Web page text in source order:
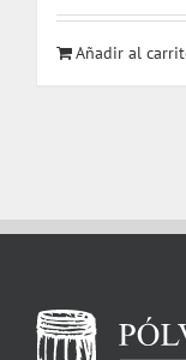
Añadir al